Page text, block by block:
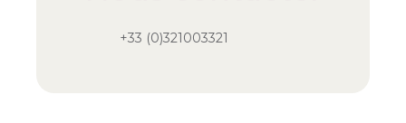
+33 (0)321003321